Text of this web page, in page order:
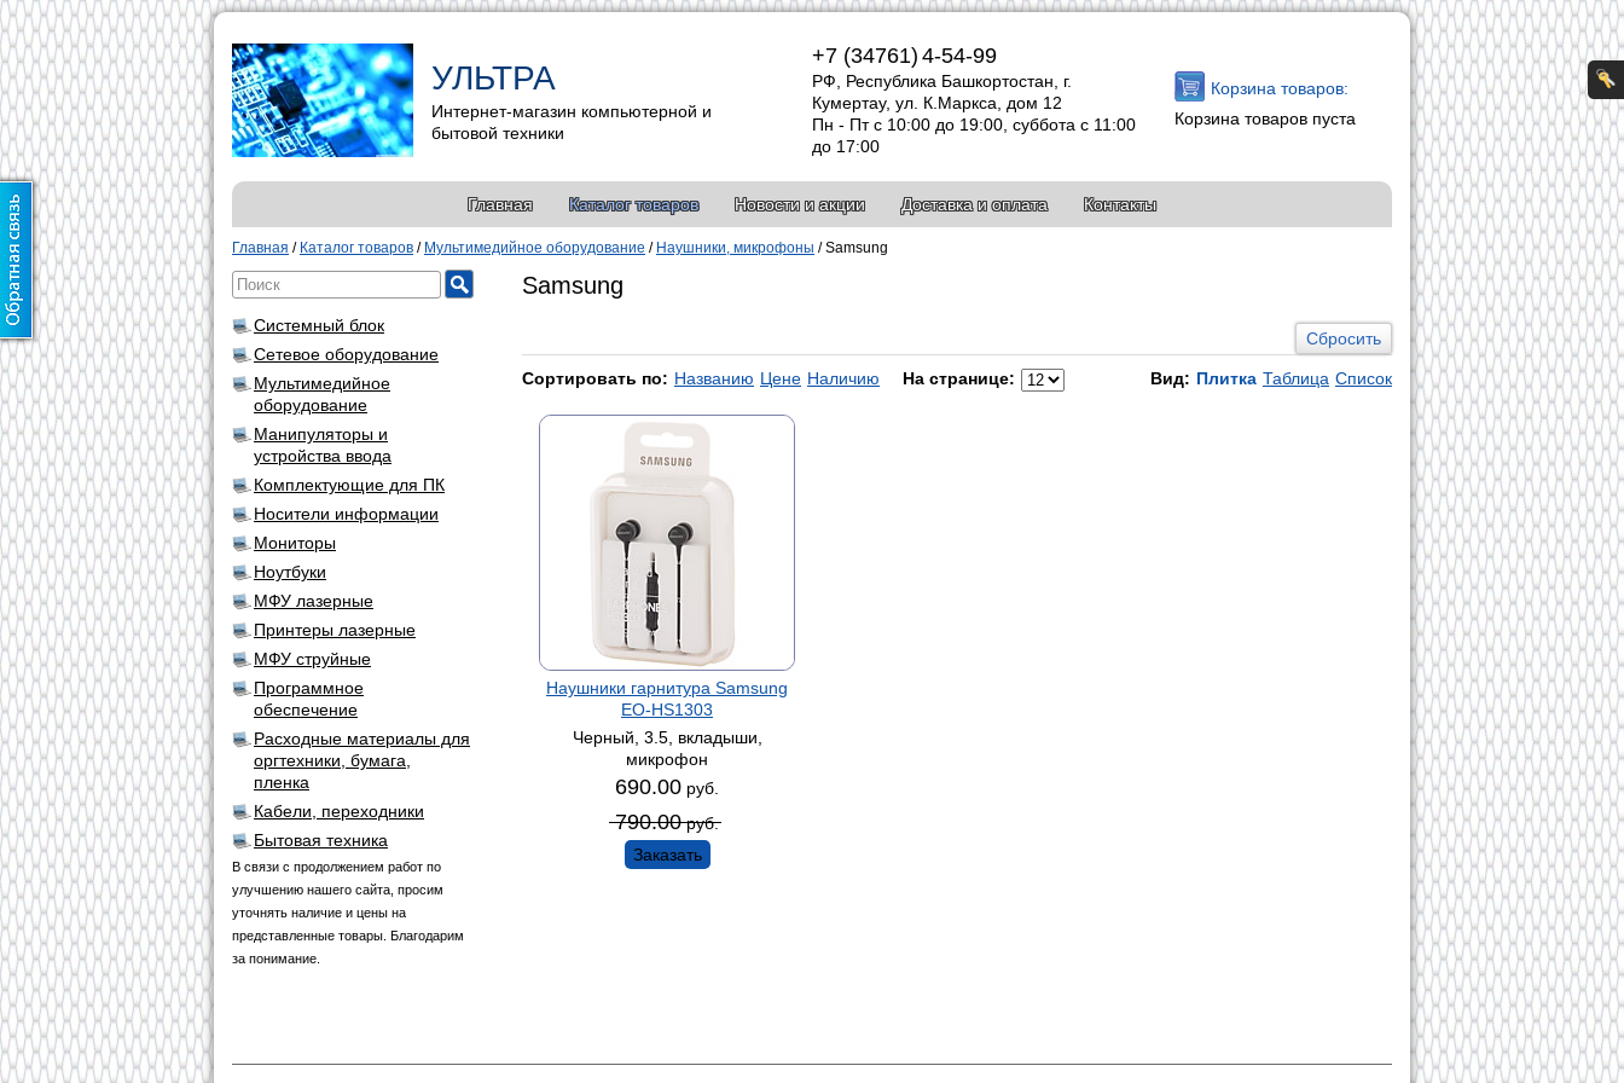
УЛЬТРА
Интернет-магазин компьютерной и
бытовой техники
+7 (34761) 4-54-99
РФ, Республика Башкортостан, г.
Кумертау, ул. К.Маркса, дом 12
Пн - Пт с 10:00 до 19:00, суббота с 11:00
до 17:00
Корзина товаров:
Корзина товаров пуста
Главная Каталог товаров Новости и акции Доставка и оплата Контакты
Главная / Каталог товаров / Мультимедийное оборудование / Наушники, микрофоны / Samsung
Системный блок
Сетевое оборудование
Мультимедийное
оборудование
Манипуляторы и
устройства ввода
Комплектующие для ПК
Носители информации
Мониторы
Ноутбуки
МФУ лазерные
Принтеры лазерные
МФУ струйные
Программное
обеспечение
Расходные материалы для
оргтехники, бумага,
пленка
Кабели, переходники
Бытовая техника
В связи с продолжением работ по
улучшению нашего сайта, просим
уточнять наличие и цены на
представленные товары. Благодарим
за понимание.
Samsung
Сбросить
Сортировать по: Названию Цене Наличию На странице: Вид: Плитка Таблица Список
Наушники гарнитура Samsung
EO-HS1303
Черный, 3.5, вкладыши,
микрофон
690.00 руб.
790.00 руб.
Заказать